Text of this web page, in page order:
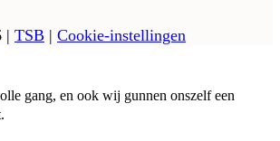
| TSB | Cookie-instellingen
gang, en ook wij gunnen onszelf een